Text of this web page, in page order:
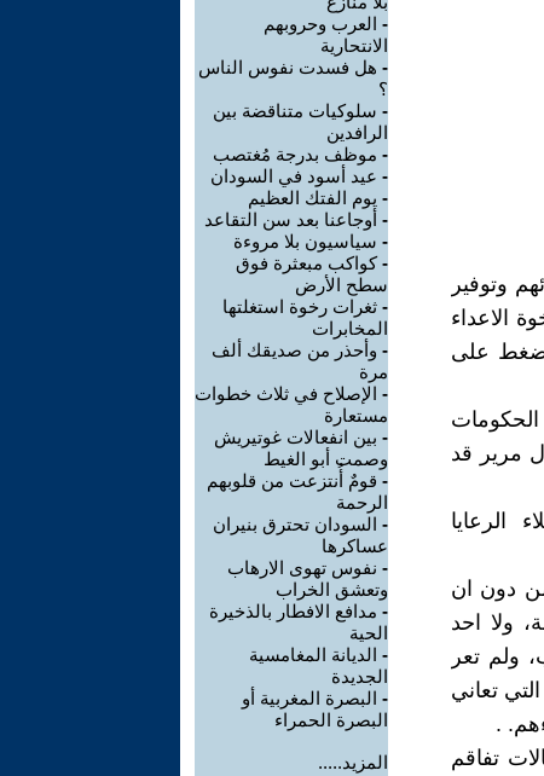
وتوفير
الاعداء
على
مرير قد
الرعايا
من دون ان
ولا احد
ولم تعر
تعاني
.
تفاقم
- العرب وحروبهم
الانتحارية
- هل فسدت نفوس الناس
؟
- سلوكيات متناقضة بين
الرافدين
- موظف بدرجة مُغتصب
- عيد أسود في السودان
- يوم الفتك العظيم
- أوجاعنا بعد سن التقاعد
- سياسيون بلا مروءة
-كواكب مبعثرة فوق
سطح الأرض
- ثغرات رخوة استغلتها
المخابرات
- وأحذر من صديقك ألف
مرة
- الإصلاح في ثلاث خطوات
مستعارة
- بين انفعالات غوتيريش
وصمت أبو الغيط
- قومٌ أُنتزعت من قلوبهم
الرحمة
- السودان تحترق بنيران
عساكرها
- نفوس تهوى الارهاب
وتعشق الخراب
- مدافع الافطار بالذخيرة
الحية
- الديانة المغامسية
الجديدة
- البصرة المغربية أو
البصرة الحمراء
المزيد.....